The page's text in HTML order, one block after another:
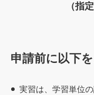
（指
申請前に以下
実習は、学習単位